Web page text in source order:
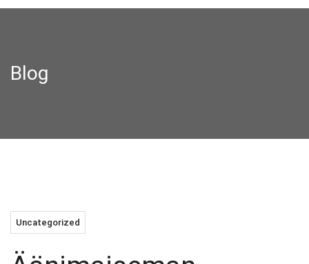
Blog
Uncategorized